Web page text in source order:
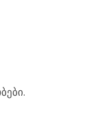
ბები.